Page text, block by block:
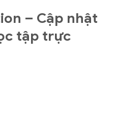
– Cập nhật
tập trực